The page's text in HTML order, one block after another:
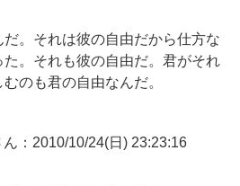
。それは彼の自由だから仕方な
。それも彼の自由だ。君がそれ
のも君の自由なんだ。
：2010/10/24(日) 23:23:16